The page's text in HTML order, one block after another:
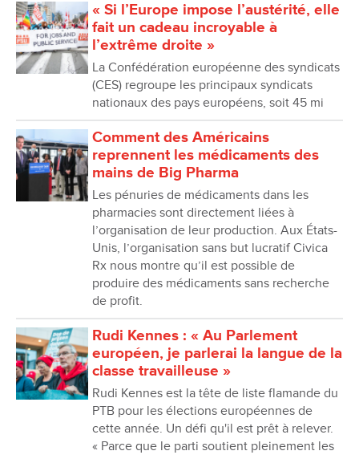
« Si l’Europe impose l’austérité, elle
fait un cadeau incroyable à
l’extrême droite »
La Confédération européenne des syndicats
(CES) regroupe les principaux syndicats
nationaux des pays européens, soit 45 mi
Comment des Américains
reprennent les médicaments des
mains de Big Pharma
Les pénuries de médicaments dans les
pharmacies sont directement liées à
l’organisation de leur production. Aux États-
Unis, l’organisation sans but lucratif Civica
Rx nous montre qu’il est possible de
produire des médicaments sans recherche
de profit.
Rudi Kennes : « Au Parlement
européen, je parlerai la langue de la
classe travailleuse »
Rudi Kennes est la tête de liste flamande du
PTB pour les élections européennes de
cette année. Un défi qu'il est prêt à relever.
« Parce que le parti soutient pleinement les